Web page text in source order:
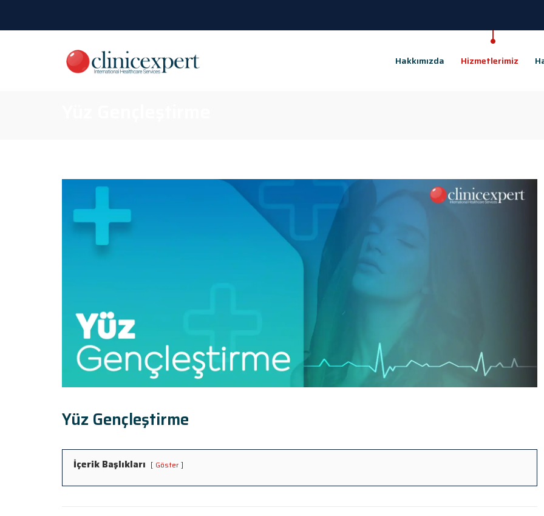
Hakkımızda Hizmetlerimiz
Yüz Gençleştirme
İçerik Başlıkları Göster